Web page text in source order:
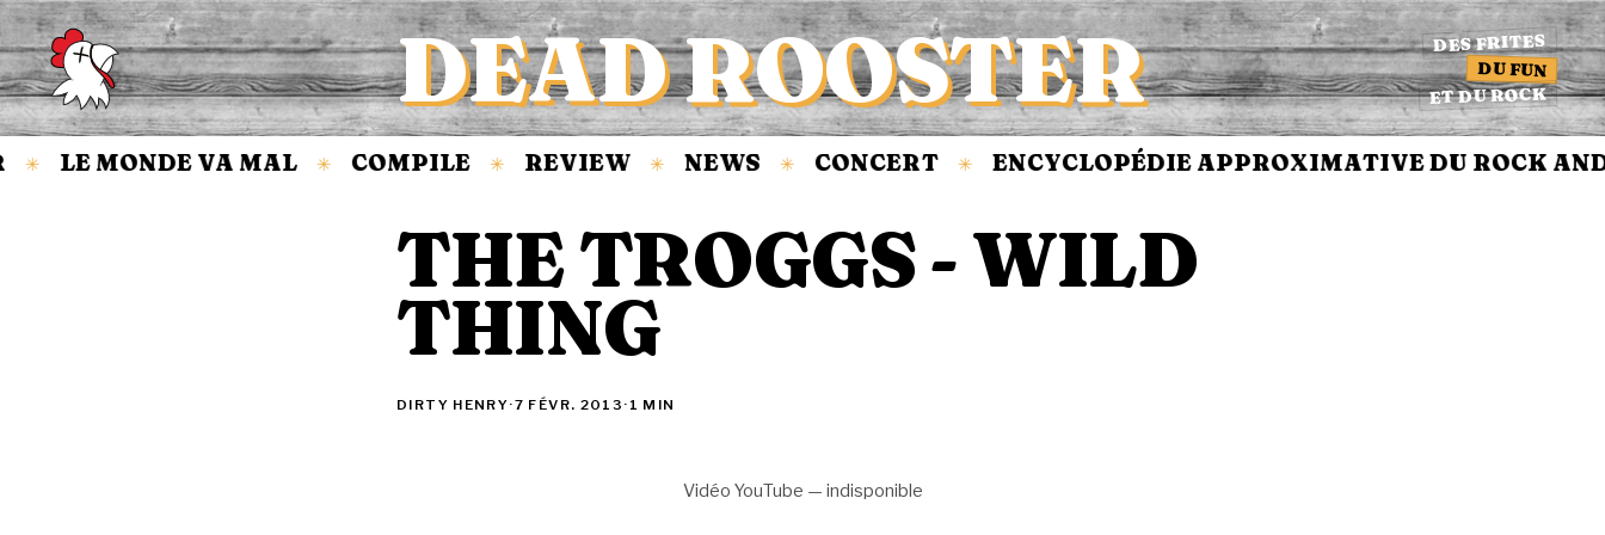
Accueil DEAD ROOSTER DES FRITES
DU FUN
ET DU ROCK
✳ LE MONDE VA MAL ✳ COMPILE ✳ REVIEW ✳ NEWS ✳ CONCERT ✳ ENCYCLOPÉDIE APPROXIMATIVE DU ROCK AND
THE TROGGS - WILD
THING
DIRTY HENRY·7 FÉVR. 2013 · 1 MIN
Vidéo YouTube — indisponible